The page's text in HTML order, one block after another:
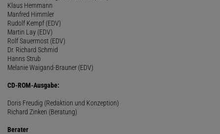
Klaus Hemmann
Manfred Himmler
Rudolf Kempf (EDV)
Martin Lay (EDV)
Rolf Sauermost (EDV)
Dr. Richard Schmid
Hanns Strub
Melanie Waigand-Brauner (EDV)
CD-ROM-Ausgabe:
Doris Freudig (Redaktion und Konzeption)
Richard Zinken (Beratung)
Berater